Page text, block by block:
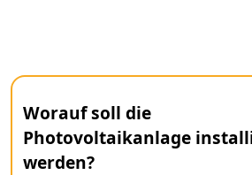
Worauf soll die
Photovoltaikanlage
werden?